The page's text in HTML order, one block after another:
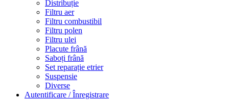
Distribuție
Filtru aer
Filtru combustibil
Filtru polen
Filtru ulei
Placute frână
Saboți frână
Set reparație etrier
Suspensie
Diverse
Autentificare / Înregistrare